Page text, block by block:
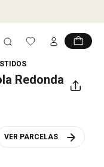
Redonda
VER PARCELAS